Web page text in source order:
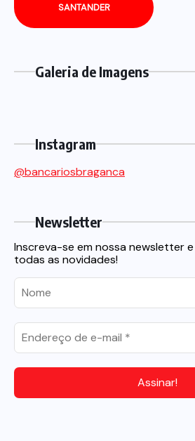
SANTANDER
Galeria de Imagens
Instagram
@bancariosbraganca
Newsletter
Inscreva-se em nossa newsletter
todas as novidades!